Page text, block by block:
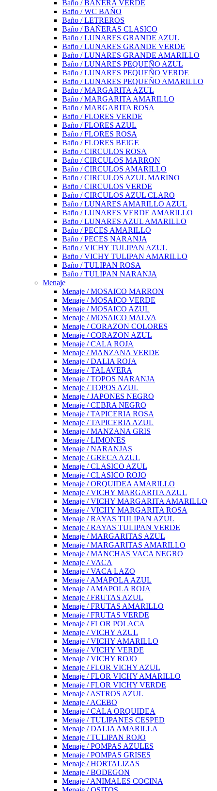
Baño / BAÑERA VERDE
Baño / WC BAÑO
Baño / LETREROS
Baño / BAÑERAS CLASICO
Baño / LUNARES GRANDE AZUL
Baño / LUNARES GRANDE VERDE
Baño / LUNARES GRANDE AMARILLO
Baño / LUNARES PEQUEÑO AZUL
Baño / LUNARES PEQUEÑO VERDE
Baño / LUNARES PEQUEÑO AMARILLO
Baño / MARGARITA AZUL
Baño / MARGARITA AMARILLO
Baño / MARGARITA ROSA
Baño / FLORES VERDE
Baño / FLORES AZUL
Baño / FLORES ROSA
Baño / FLORES BEIGE
Baño / CIRCULOS ROSA
Baño / CIRCULOS MARRON
Baño / CIRCULOS AMARILLO
Baño / CIRCULOS AZUL MARINO
Baño / CIRCULOS VERDE
Baño / CIRCULOS AZUL CLARO
Baño / LUNARES AMARILLO AZUL
Baño / LUNARES VERDE AMARILLO
Baño / LUNARES AZUL AMARILLO
Baño / PECES AMARILLO
Baño / PECES NARANJA
Baño / VICHY TULIPAN AZUL
Baño / VICHY TULIPAN AMARILLO
Baño / TULIPAN ROSA
Baño / TULIPAN NARANJA
Menaje
Menaje / MOSAICO MARRON
Menaje / MOSAICO VERDE
Menaje / MOSAICO AZUL
Menaje / MOSAICO MALVA
Menaje / CORAZON COLORES
Menaje / CORAZON AZUL
Menaje / CALA ROJA
Menaje / MANZANA VERDE
Menaje / DALIA ROJA
Menaje / TALAVERA
Menaje / TOPOS NARANJA
Menaje / TOPOS AZUL
Menaje / JAPONES NEGRO
Menaje / CEBRA NEGRO
Menaje / TAPICERIA ROSA
Menaje / TAPICERIA AZUL
Menaje / MANZANA GRIS
Menaje / LIMONES
Menaje / NARANJAS
Menaje / GRECA AZUL
Menaje / CLASICO AZUL
Menaje / CLASICO ROJO
Menaje / ORQUIDEA AMARILLO
Menaje / VICHY MARGARITA AZUL
Menaje / VICHY MARGARITA AMARILLO
Menaje / VICHY MARGARITA ROSA
Menaje / RAYAS TULIPAN AZUL
Menaje / RAYAS TULIPAN VERDE
Menaje / MARGARITAS AZUL
Menaje / MARGARITAS AMARILLO
Menaje / MANCHAS VACA NEGRO
Menaje / VACA
Menaje / VACA LAZO
Menaje / AMAPOLA AZUL
Menaje / AMAPOLA ROJA
Menaje / FRUTAS AZUL
Menaje / FRUTAS AMARILLO
Menaje / FRUTAS VERDE
Menaje / FLOR POLACA
Menaje / VICHY AZUL
Menaje / VICHY AMARILLO
Menaje / VICHY VERDE
Menaje / VICHY ROJO
Menaje / FLOR VICHY AZUL
Menaje / FLOR VICHY AMARILLO
Menaje / FLOR VICHY VERDE
Menaje / ASTROS AZUL
Menaje / ACEBO
Menaje / CALA ORQUIDEA
Menaje / TULIPANES CESPED
Menaje / DALIA AMARILLA
Menaje / TULIPAN ROJO
Menaje / POMPAS AZULES
Menaje / POMPAS GRISES
Menaje / HORTALIZAS
Menaje / BODEGON
Menaje / ANIMALES COCINA